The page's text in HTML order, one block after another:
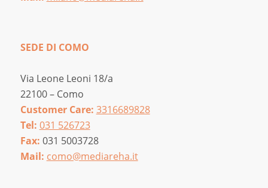
SEDE DI COMO
Via Leone Leoni 18/a
22100 – Como
Customer Care: 3316689828
Tel: 031 526723
Fax: 031 5003728
Mail: como@mediareha.it